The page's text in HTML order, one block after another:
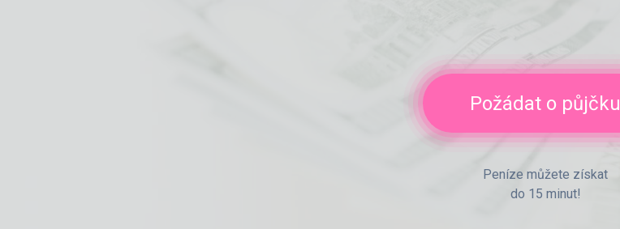
Požádat o půjčku
Peníze můžete získat
do 15 minut!